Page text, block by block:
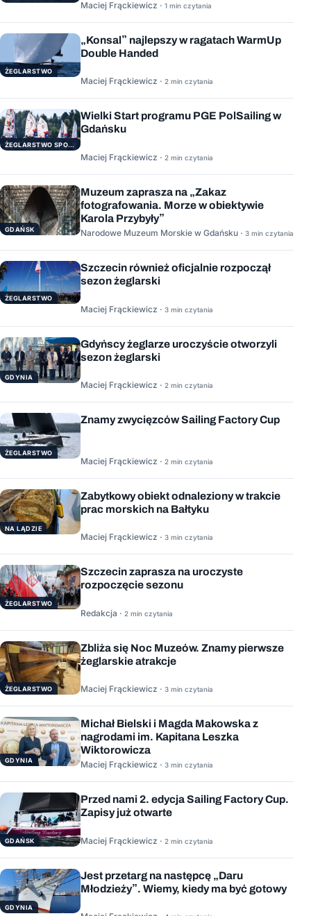
Maciej Frąckiewicz · 1 min czytania
ŻEGLARSTWO
„Konsal” najlepszy w ragatach WarmUp
Double Handed
Maciej Frąckiewicz · 2 min czytania
ŻEGLARSTWO SPORTOWE
Wielki Start programu PGE PolSailing w
Gdańsku
Maciej Frąckiewicz · 2 min czytania
GDAŃSK
Muzeum zaprasza na „Zakaz
fotografowania. Morze w obiektywie
Karola Przybyły”
Narodowe Muzeum Morskie w Gdańsku · 3 min czytania
ŻEGLARSTWO
Szczecin również oficjalnie rozpoczął
sezon żeglarski
Maciej Frąckiewicz · 3 min czytania
GDYNIA
Gdyńscy żeglarze uroczyście otworzyli
sezon żeglarski
Maciej Frąckiewicz · 2 min czytania
ŻEGLARSTWO
Znamy zwycięzców Sailing Factory Cup
Maciej Frąckiewicz · 2 min czytania
NA LĄDZIE
Zabytkowy obiekt odnaleziony w trakcie
prac morskich na Bałtyku
Maciej Frąckiewicz · 3 min czytania
ŻEGLARSTWO
Szczecin zaprasza na uroczyste
rozpoczęcie sezonu
Redakcja · 2 min czytania
ŻEGLARSTWO
Zbliża się Noc Muzeów. Znamy pierwsze
żeglarskie atrakcje
Maciej Frąckiewicz · 3 min czytania
GDYNIA
Michał Bielski i Magda Makowska z
nagrodami im. Kapitana Leszka
Wiktorowicza
Maciej Frąckiewicz · 3 min czytania
GDAŃSK
Przed nami 2. edycja Sailing Factory Cup.
Zapisy już otwarte
Maciej Frąckiewicz · 2 min czytania
GDYNIA
Jest przetarg na następcę „Daru
Młodzieży”. Wiemy, kiedy ma być gotowy